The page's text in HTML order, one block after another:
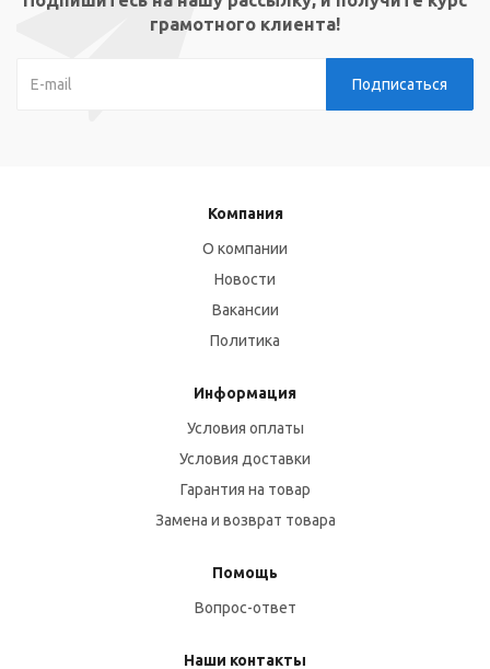
грамотного клиента!
Компания
О компании
Новости
Вакансии
Политика
Информация
Условия оплаты
Условия доставки
Гарантия на товар
Замена и возврат товара
Помощь
Вопрос-ответ
Наши контакты